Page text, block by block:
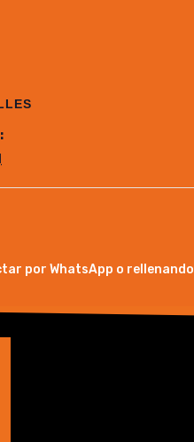
por WhatsApp o